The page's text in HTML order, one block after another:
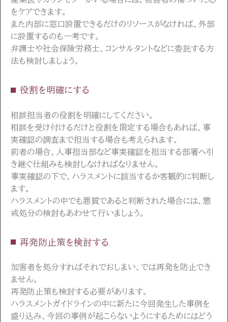
をケアできます。
また内部に窓口設置できるだけのリソースがなければ、外部
に設置するのも一考です。
弁護士や社会保険労務士、コンサルタントなどに委託する方
法も検討しましょう。
役割を明確にする
相談担当者の役割を明確にしてください。
相談を受け付けるだけと役割を限定する場合もあれば、事
実確認の調査まで担当する場合も考えられます。
前者の場合、人事担当部など事実確認を担当する部署へ引
き継ぐ仕組みも検討しなければなりません。
事実確認の下で、ハラスメントに該当するか客観的に判断し
ます。
ハラスメントの中でも悪質であると判断された場合には、懲
戒処分の検討もあわせて行いましょう。
再発防止策を検討する
加害者を処分すればそれでおしまい、では再発を防止でき
ません。
再発防止策も検討する必要があります。
ハラスメントガイドラインの中に新たに今回発生した事例を
盛り込み、今回の事例が起こらないようにするためにはどう